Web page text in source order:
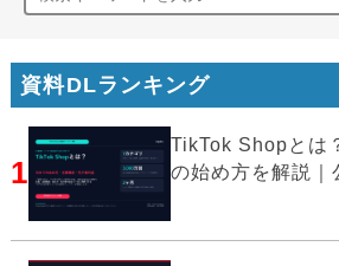
資料DLランキング
1
TikTok Shopとは
の始め方を解説｜